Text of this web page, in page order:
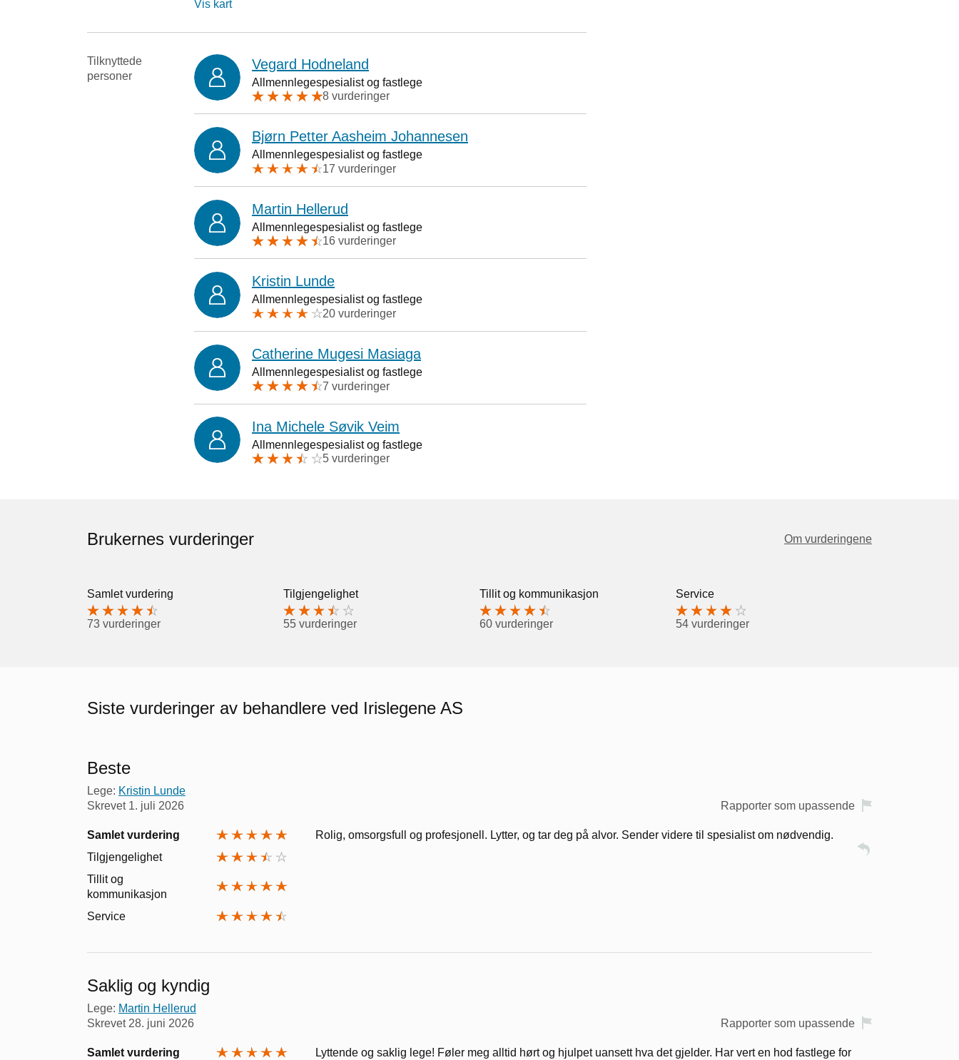
Vis kart
Tilknyttede
personer
Vegard Hodneland
Allmennlegespesialist og fastlege
8 vurderinger
Bjørn Petter Aasheim Johannesen
Allmennlegespesialist og fastlege
17 vurderinger
Martin Hellerud
Allmennlegespesialist og fastlege
16 vurderinger
Kristin Lunde
Allmennlegespesialist og fastlege
20 vurderinger
Catherine Mugesi Masiaga
Allmennlegespesialist og fastlege
7 vurderinger
Ina Michele Søvik Veim
Allmennlegespesialist og fastlege
5 vurderinger
Brukernes vurderinger Om vurderingene
Samlet vurdering
73 vurderinger
Tilgjengelighet
55 vurderinger
Tillit og kommunikasjon
60 vurderinger
Service
54 vurderinger
Siste vurderinger av behandlere ved Irislegene AS
Beste
Lege: Kristin Lunde
Skrevet 1. juli 2026 Rapporter som upassende
Samlet vurdering
Tilgjengelighet
Tillit og
kommunikasjon
Service
Rolig, omsorgsfull og profesjonell. Lytter, og tar deg på alvor. Sender videre til spesialist om nødvendig.
Saklig og kyndig
Lege: Martin Hellerud
Skrevet 28. juni 2026 Rapporter som upassende
Samlet vurdering
Lyttende og saklig lege! Føler meg alltid hørt og hjulpet uansett hva det gjelder. Har vert en hod fastlege for